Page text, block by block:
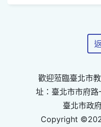
歡迎蒞臨臺北市
址：臺北市市府
臺北市政
Copyright